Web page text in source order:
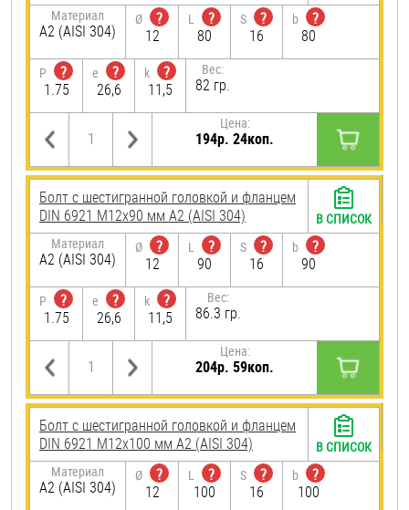
Материал
А2 (AISI 304)
Ø
?
12
L
?
80
S
?
16
b
?
80
P
?
1.75
e
?
26,6
k
?
11,5
Вес:
82 гр.
Цена:
194р. 24коп.
Болт с шестигранной головкой и фланцем
DIN 6921 М12х90 мм А2 (AISI 304)
Материал
А2 (AISI 304)
Ø
?
12
L
?
90
S
?
16
b
?
90
P
?
1.75
e
?
26,6
k
?
11,5
Вес:
86.3 гр.
Цена:
204р. 59коп.
В СПИСОК
Болт с шестигранной головкой и фланцем
DIN 6921 М12х100 мм А2 (AISI 304)
Материал
А2 (AISI 304)
Ø
?
12
L
?
100
S
?
16
b
?
100
В СПИСОК